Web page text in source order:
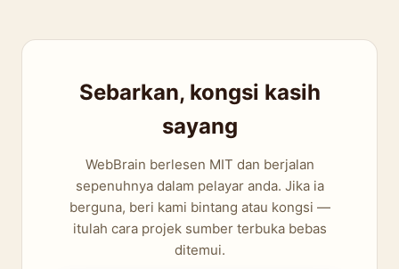
Sebarkan, kongsi kasih
sayang
WebBrain berlesen MIT dan berjalan
sepenuhnya dalam pelayar anda. Jika ia
berguna, beri kami bintang atau kongsi —
itulah cara projek sumber terbuka bebas
ditemui.